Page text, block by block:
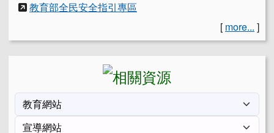
教育部全民安全指引專區
[ more... ]